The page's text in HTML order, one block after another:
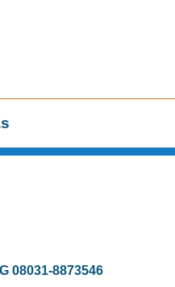
08031-8873546